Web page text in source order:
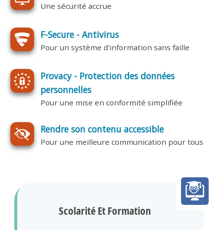
Une sécurité accrue
F-Secure - Antivirus
Pour un système d'information sans faille
Provacy - Protection des données
personnelles
Pour une mise en conformité simplifiée
Rendre son contenu accessible
Pour une meilleure communication pour tous
Scolarité Et Formation